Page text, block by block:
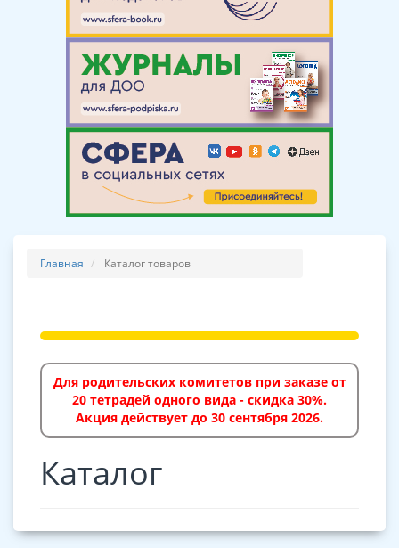
Главная Каталог товаров
Для родительских комитетов при заказе от
20 тетрадей одного вида - скидка 30%.
Акция действует до 30 сентября 2026.
Каталог